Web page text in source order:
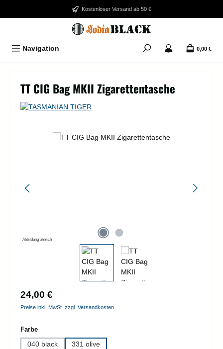
Zum Hauptinhalt springenKostenloser Versand ab 50 €
Navigation 0,00 €
TT CIG Bag MKII Zigarettentasche
Bildergalerie überspringen
Abbildung ähnlich
Regulärer Preis:
24,00 €
Preise inkl. MwSt. zzgl. Versandkosten
Farbeauswählen
040 black 331 olive